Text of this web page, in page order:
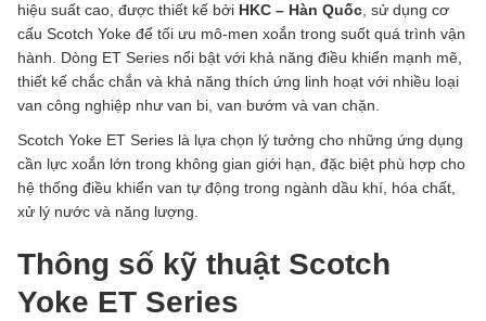
hiệu suất cao, được thiết kế bởi HKC – Hàn Quốc, sử dụng cơ
cấu Scotch Yoke để tối ưu mô-men xoắn trong suốt quá trình vận
hành. Dòng ET Series nổi bật với khả năng điều khiển mạnh mẽ,
thiết kế chắc chắn và khả năng thích ứng linh hoạt với nhiều loại
van công nghiệp như van bi, van bướm và van chặn.
Scotch Yoke ET Series là lựa chọn lý tưởng cho những ứng dụng
cần lực xoắn lớn trong không gian giới hạn, đặc biệt phù hợp cho
hệ thống điều khiển van tự động trong ngành dầu khí, hóa chất,
xử lý nước và năng lượng.
Thông số kỹ thuật Scotch
Yoke ET Series